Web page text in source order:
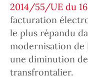
2014/55/UE du
facturation
le plus répandu
modernisation de
une diminution
transfrontalier.